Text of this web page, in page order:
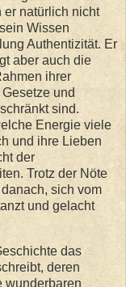
er natürlich nicht
Wissen
Authentizität. Er
aber auch die
ihrer
und
sind.
Energie viele
und ihre Lieben
der
Trotz der Nöte
sich vom
und gelacht
das
deren
wunderbaren